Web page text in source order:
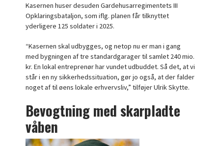
Kasernen huser desuden Gardehusarregimentets III
Opklaringsbataljon, som iflg. planen får tilknyttet
yderligere 125 soldater i 2025.
“Kasernen skal udbygges, og netop nu er man i gang
med bygningen af tre standardgarager til samlet 240 mio.
kr. En lokal entreprenør har vundet udbuddet. Så det, at vi
står i en ny sikkerhedssituation, gør jo også, at der falder
noget af til øens lokale erhvervsliv,” tilføjer Ulrik Skytte.
Bevogtning med skarpladte
våben